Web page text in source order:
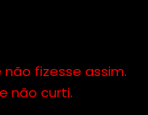
fizesse assim.
não curti.